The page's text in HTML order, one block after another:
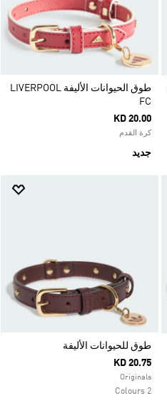
طوق الحيوانات الأليفة LIVERPOOL
FC
KD 20.00
كرة القدم
جديد
طوق للحيوانات الأليفة
KD 20.75
Originals
2 Colours